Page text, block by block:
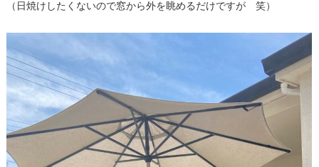
（日焼けしたくないので窓から外を眺めるだけですが 笑）